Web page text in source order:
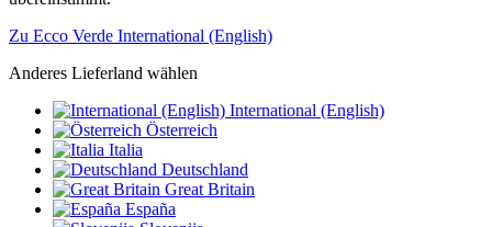
Zu Ecco Verde International (English)
Anderes Lieferland wählen
International (English)
Österreich
Italia
Deutschland
Great Britain
España